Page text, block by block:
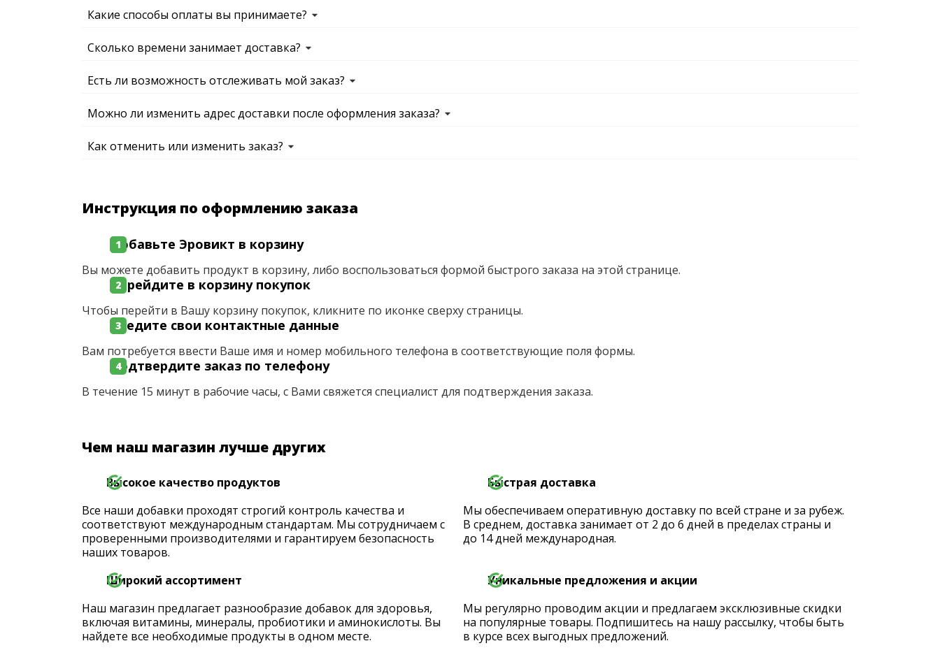
Какие способы оплаты вы принимаете?
Сколько времени занимает доставка?
Есть ли возможность отслеживать мой заказ?
Можно ли изменить адрес доставки после оформления заказа?
Как отменить или изменить заказ?
Инструкция по оформлению заказа
Добавьте Эровикт в корзину
Вы можете добавить продукт в корзину, либо воспользоваться формой быстрого заказа на этой странице.
Перейдите в корзину покупок
Чтобы перейти в Вашу корзину покупок, кликните по иконке сверху страницы.
Введите свои контактные данные
Вам потребуется ввести Ваше имя и номер мобильного телефона в соответствующие поля формы.
Подтвердите заказ по телефону
В течение 15 минут в рабочие часы, с Вами свяжется специалист для подтверждения заказа.
Чем наш магазин лучше других
Высокое качество продуктов
Все наши добавки проходят строгий контроль качества и
соответствуют международным стандартам. Мы сотрудничаем с
проверенными производителями и гарантируем безопасность
наших товаров.
Быстрая доставка
Мы обеспечиваем оперативную доставку по всей стране и за рубеж.
В среднем, доставка занимает от 2 до 6 дней в пределах страны и
до 14 дней международная.
Широкий ассортимент
Наш магазин предлагает разнообразие добавок для здоровья,
включая витамины, минералы, пробиотики и аминокислоты. Вы
найдете все необходимые продукты в одном месте.
Уникальные предложения и акции
Мы регулярно проводим акции и предлагаем эксклюзивные скидки
на популярные товары. Подпишитесь на нашу рассылку, чтобы быть
в курсе всех выгодных предложений.